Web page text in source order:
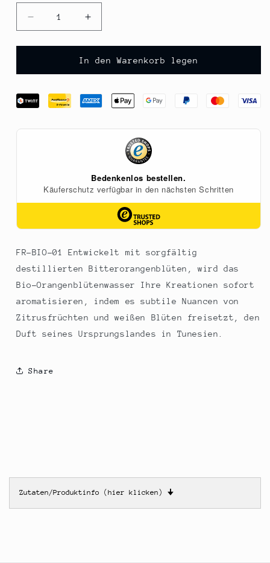
Verringere
die
Menge
Valrhona
Norohy
-
Erhöhe
die
Menge
für
Valrhona
Norohy
-
Tunesien,
225
ml
In den Warenkorb legen
FR-BIO-01 Entwickelt mit sorgfältig
destillierten Bitterorangenblüten, wird das
Bio-Orangenblütenwasser Ihre Kreationen sofort
aromatisieren, indem es subtile Nuancen von
Zitrusfrüchten und weißen Blüten freisetzt, den
Duft seines Ursprungslandes in Tunesien.
Share
Zutaten/Produktinfo (hier klicken) 🠋